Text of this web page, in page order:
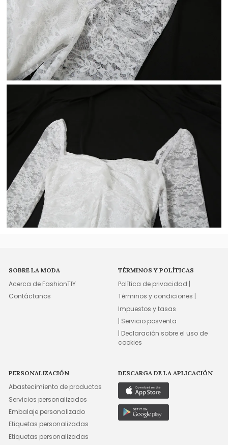
SOBRE LA MODA
Acerca de FashionTIY
Contáctanos
TÉRMINOS Y POLÍTICAS
Política de privacidad |
Términos y condiciones |
Impuestos y tasas
| Servicio posventa
| Declaración sobre el uso de
cookies
PERSONALIZACIÓN
Abastecimiento de productos
Servicios personalizados
Embalaje personalizado
Etiquetas personalizadas
Etiquetas personalizadas
DESCARGA DE LA APLICACIÓN